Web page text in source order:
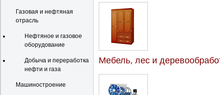
Газовая и нефтяная
отрасль
Нефтяное и газовое
оборудование
Добыча и переработка
нефти и газа
Машиностроение
Мебель, лес и